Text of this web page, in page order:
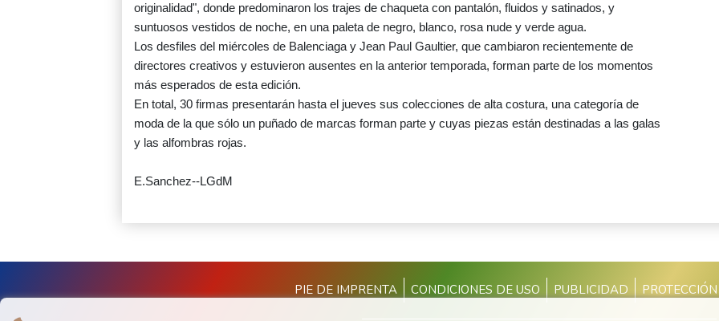
originalidad", donde predominaron los trajes de chaqueta con pantalón, fluidos y satinados, y
suntuosos vestidos de noche, en una paleta de negro, blanco, rosa nude y verde agua.
Los desfiles del miércoles de Balenciaga y Jean Paul Gaultier, que cambiaron recientemente de
directores creativos y estuvieron ausentes en la anterior temporada, forman parte de los momentos
más esperados de esta edición.
En total, 30 firmas presentarán hasta el jueves sus colecciones de alta costura, una categoría de
moda de la que sólo un puñado de marcas forman parte y cuyas piezas están destinadas a las galas
y las alfombras rojas.
E.Sanchez--LGdM
PIE DE IMPRENTA CONDICIONES DE USO PUBLICIDAD